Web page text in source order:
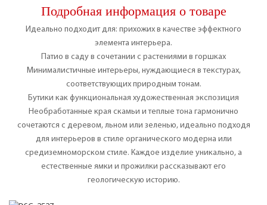
Подробная информация о товаре
Идеально подходит для: прихожих в качестве эффектного
элемента интерьера.
Патио в саду в сочетании с растениями в горшках
Минималистичные интерьеры, нуждающиеся в текстурах,
соответствующих природным тонам.
Бутики как функциональная художественная экспозиция
Необработанные края скамьи и теплые тона гармонично
сочетаются с деревом, льном или зеленью, идеально подходя
для интерьеров в стиле органического модерна или
средиземноморском стиле. Каждое изделие уникально, а
естественные ямки и прожилки рассказывают его
геологическую историю.